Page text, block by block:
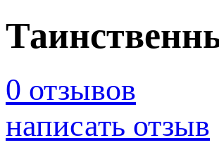
0 отзывов
написать отзыв